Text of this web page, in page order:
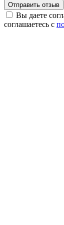
Отправить отзыв
Вы даете
соглашаетесь с